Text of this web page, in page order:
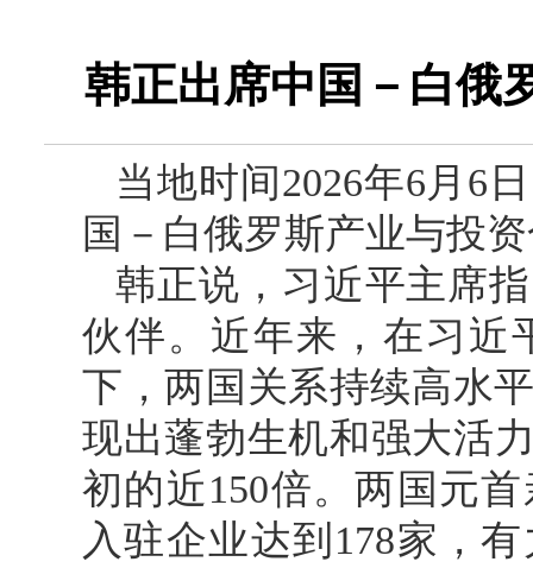
韩正出席中国－白俄
当地时间2026年6月6
国－白俄罗斯产业与投
韩正说，习近平主席
伙伴。近年来，在习近
下，两国关系持续高水
现出蓬勃生机和强大活
初的近150倍。两国元
入驻企业达到178家，